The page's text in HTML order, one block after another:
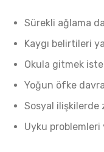
Sürekli ağlama
Kaygı belirtileri
Okula gitmek
Yoğun öfke
Sosyal ilişkilerde
Uyku problemleri